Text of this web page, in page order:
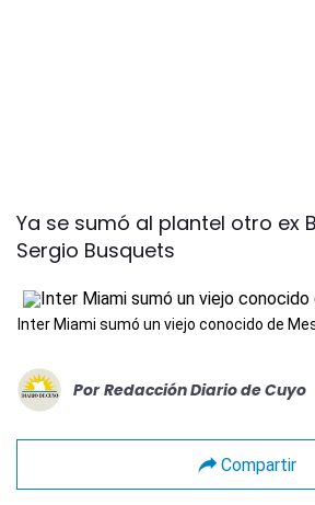
Ya se sumó al plantel otro ex
Sergio Busquets
Inter Miami sumó un viejo conocido de
Por Redacción Diario de Cuyo
Compartir